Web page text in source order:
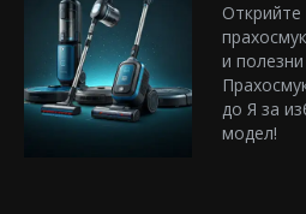
и
до Я за
модел!